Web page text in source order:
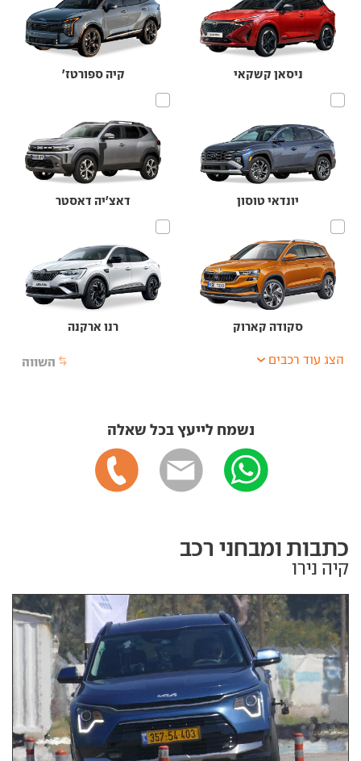
ניסאן קשקאי קיה ספורטז'
יונדאי טוסון דאצ'יה דאסטר
סקודה קארוק רנו ארקנה
השווה הצג עוד רכבים
נשמח לייעץ בכל שאלה
כתבות ומבחני רכב
קיה נירו